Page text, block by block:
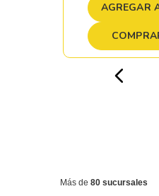
AGREGAR
Más de 80 sucursales